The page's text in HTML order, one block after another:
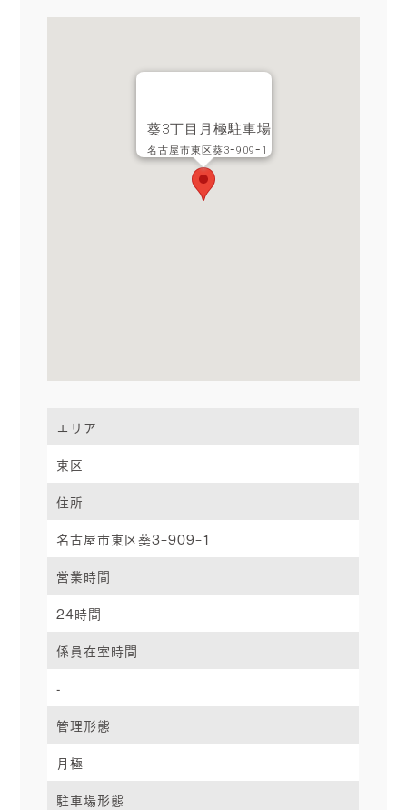
葵3丁目月極駐車場
名古屋市東区葵3ｰ909ｰ1
エリア
東区
住所
名古屋市東区葵3ｰ909ｰ1
営業時間
24時間
係員在室時間
-
管理形態
月極
駐車場形態